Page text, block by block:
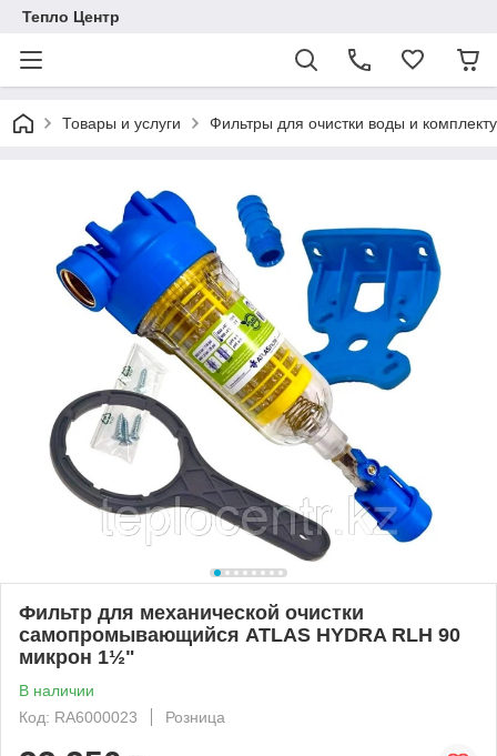
Тепло Центр
Товары и услуги Фильтры для очистки воды и
Фильтр для механической очистки
самопромывающийся ATLAS HYDRA RLH 90
микрон 1½"
В наличии
Код: RA6000023
Розница